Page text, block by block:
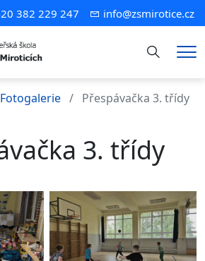
382 229 247 info@zsmirotice.cz
Hledání
Fotogalerie Přespávačka 3. třídy
3. třídy